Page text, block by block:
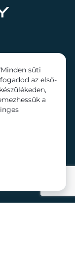
süti
az első-
a